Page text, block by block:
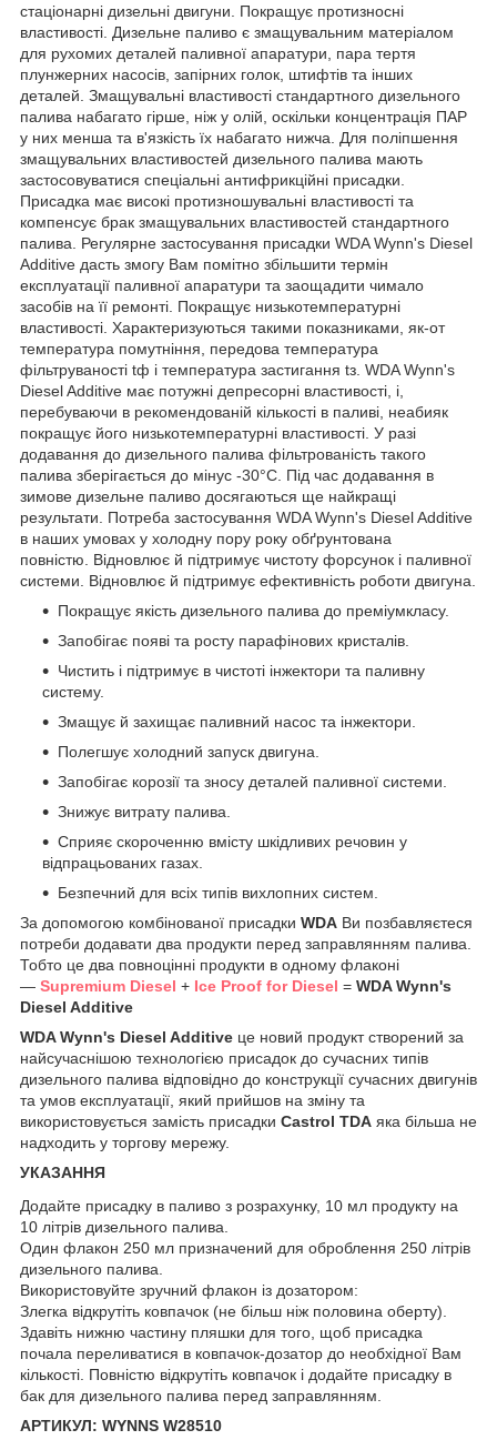
стаціонарні дизельні двигуни. Покращує протизносні
властивості. Дизельне паливо є змащувальним матеріалом
для рухомих деталей паливної апаратури, пара тертя
плунжерних насосів, запірних голок, штифтів та інших
деталей. Змащувальні властивості стандартного дизельного
палива набагато гірше, ніж у олій, оскільки концентрація ПАР
у них менша та в'язкість їх набагато нижча. Для поліпшення
змащувальних властивостей дизельного палива мають
застосовуватися спеціальні антифрикційні присадки.
Присадка має високі протизношувальні властивості та
компенсує брак змащувальних властивостей стандартного
палива. Регулярне застосування присадки WDA Wynn's Diesel
Additive дасть змогу Вам помітно збільшити термін
експлуатації паливної апаратури та заощадити чимало
засобів на її ремонті. Покращує низькотемпературні
властивості. Характеризуються такими показниками, як-от
температура помутніння, передова температура
фільтруваності tф і температура застигання tз. WDA Wynn's
Diesel Additive має потужні депресорні властивості, і,
перебуваючи в рекомендованій кількості в паливі, неабияк
покращує його низькотемпературні властивості. У разі
додавання до дизельного палива фільтрованість такого
палива зберігається до мінус -30°C . Під час додавання в
зимове дизельне паливо досягаються ще найкращі
результати. Потреба застосування WDA Wynn's Diesel Additive
в наших умовах у холодну пору року обґрунтована
повністю. Відновлює й підтримує чистоту форсунок і паливної
системи. Відновлює й підтримує ефективність роботи двигуна.
Покращує якість дизельного палива до преміумкласу.
Запобігає появі та росту парафінових кристалів.
Чистить і підтримує в чистоті інжектори та паливну
систему.
Змащує й захищає паливний насос та інжектори.
Полегшує холодний запуск двигуна.
Запобігає корозії та зносу деталей паливної системи.
Знижує витрату палива.
Сприяє скороченню вмісту шкідливих речовин у
відпрацьованих газах.
Безпечний для всіх типів вихлопних систем.
За допомогою комбінованої присадки WDA Ви позбавляєтеся
потреби додавати два продукти перед заправлянням палива.
Тобто це два повноцінні продукти в одному флаконі
— Supremium Diesel + Ice Proof for Diesel = WDA Wynn's
Diesel Additive
WDA Wynn's Diesel Additive це новий продукт створений за
найсучаснішою технологією присадок до сучасних типів
дизельного палива відповідно до конструкції сучасних двигунів
та умов експлуатації, який прийшов на зміну та
використовується замість присадки Castrol TDA яка більша не
надходить у торгову мережу.
УКАЗАННЯ
Додайте присадку в паливо з розрахунку, 10 мл продукту на
10 літрів дизельного палива.
Один флакон 250 мл призначений для оброблення 250 літрів
дизельного палива.
Використовуйте зручний флакон із дозатором:
Злегка відкрутіть ковпачок (не більш ніж половина оберту).
Здавіть нижню частину пляшки для того, щоб присадка
почала переливатися в ковпачок-дозатор до необхідної Вам
кількості. Повністю відкрутіть ковпачок і додайте присадку в
бак для дизельного палива перед заправлянням.
АРТИКУЛ: WYNNS W28510